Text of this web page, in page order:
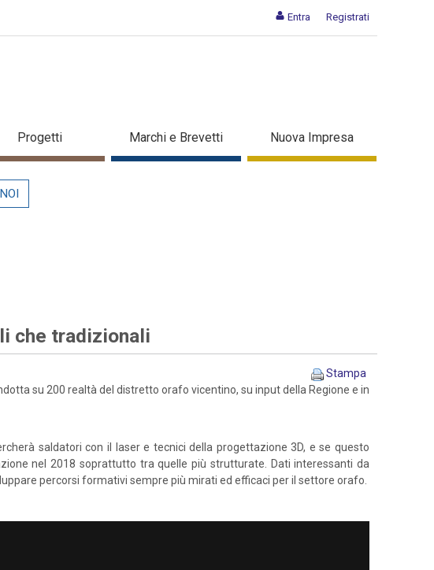
Entra Registrati
digitali che tradizionali -
Progetti Marchi e Brevetti Nuova Impresa
che tradizionali
Stampa
su 200 realtà del distretto orafo vicentino, su input della Regione e in
saldatori con il laser e tecnici della progettazione 3D, e se questo
nel 2018 soprattutto tra quelle più strutturate. Dati interessanti da
percorsi formativi sempre più mirati ed efficaci per il settore orafo.